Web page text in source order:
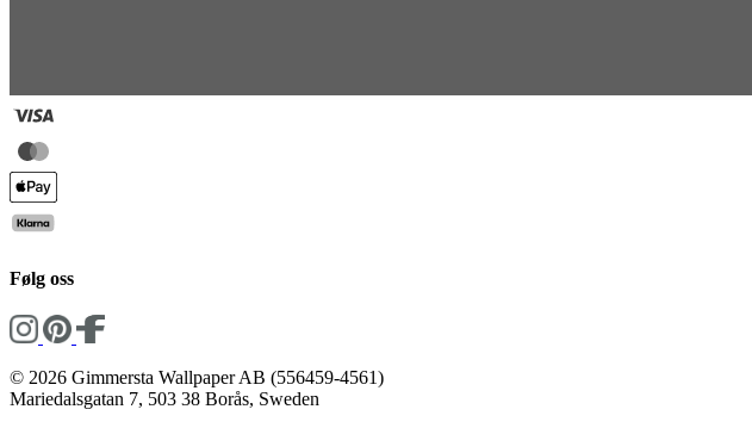
Følg oss
© 2026 Gimmersta Wallpaper AB (556459-4561)
Mariedalsgatan 7, 503 38 Borås, Sweden